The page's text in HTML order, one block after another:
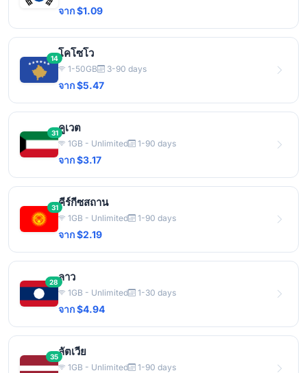
จาก $1.09
14โคโซโว
1-50GB 3-90 days
จาก $5.47
31คูเวต
1GB - Unlimited 1-90 days
จาก $3.17
31คีร์กีซสถาน
1GB - Unlimited 1-90 days
จาก $2.19
28ลาว
1GB - Unlimited 1-30 days
จาก $4.94
35ลัตเวีย
1GB - Unlimited 1-90 days